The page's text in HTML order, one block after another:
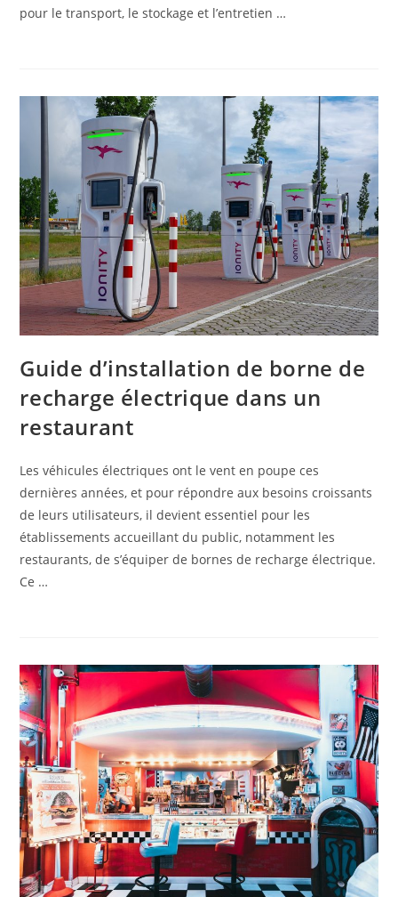
pour le transport, le stockage et l’entretien …
Guide d’installation de borne de
recharge électrique dans un
restaurant
Les véhicules électriques ont le vent en poupe ces
dernières années, et pour répondre aux besoins croissants
de leurs utilisateurs, il devient essentiel pour les
établissements accueillant du public, notamment les
restaurants, de s’équiper de bornes de recharge électrique.
Ce …